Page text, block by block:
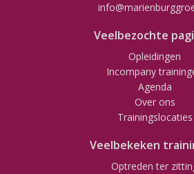
Veelbezochte
Opleidingen
Incompany
Agenda
Over ons
Trainingslocaties
Veelbekeken
Optreden ter